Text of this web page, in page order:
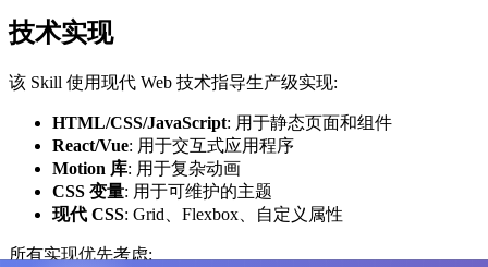
技术实现
该 Skill 使用现代 Web 技术指导生产级实现:
HTML/CSS/JavaScript: 用于静态页面和组件
React/Vue: 用于交互式应用程序
Motion 库: 用于复杂动画
CSS 变量: 用于可维护的主题
现代 CSS: Grid、Flexbox、自定义属性
所有实现优先考虑: